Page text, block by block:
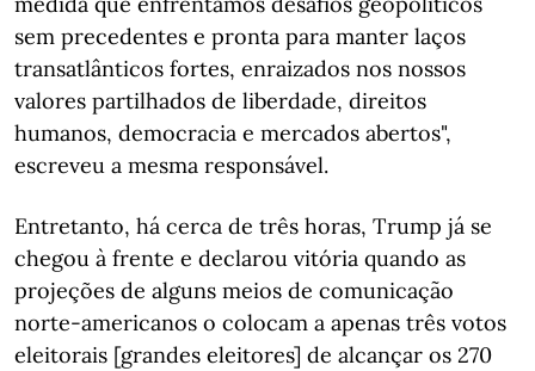
sem precedentes e pronta para manter laços
transatlânticos fortes, enraizados nos nossos
valores partilhados de liberdade, direitos
humanos, democracia e mercados abertos",
escreveu a mesma responsável.
Entretanto, há cerca de três horas, Trump já se
chegou à frente e declarou vitória quando as
projeções de alguns meios de comunicação
norte-americanos o colocam a apenas três votos
eleitorais [grandes eleitores] de alcançar os 270